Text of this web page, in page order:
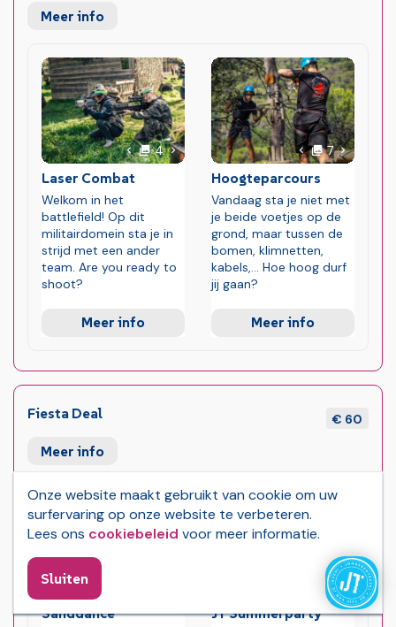
Meer info
Vorige foto
4foto's
Volgende foto
Laser Combat
Welkom in het
battlefield! Op dit
militairdomein sta je in
strijd met een ander
team. Are you ready to
shoot?
Meer info
Vorige foto
7foto's
Volgende
Hoogteparcours
Vandaag sta je niet met
je beide voetjes op de
grond, maar tussen de
bomen, klimnetten,
kabels,... Hoe hoog durf
jij gaan?
Meer info
Fiesta Deal € 60
Meer info
Sanddance
Vorige foto
10foto's
Volgende
JT Summerparty
Onze website maakt gebruikt van cookie om uw
surfervaring op onze website te verbeteren.
Lees ons cookiebeleid voor meer informatie.
Sluiten